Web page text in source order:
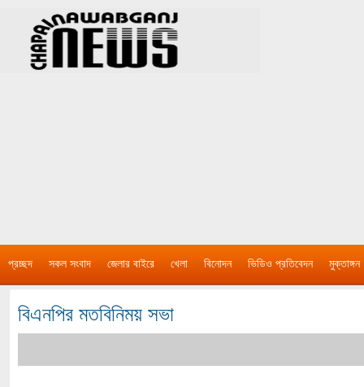
প্রচ্ছদ সকল সংবাদ জেলার বাইরে খেলা বিনোদন ভিডিও প্রতিবেদন মুক্তাঙ্গন
বিএনপির মতবিনিময় সভা